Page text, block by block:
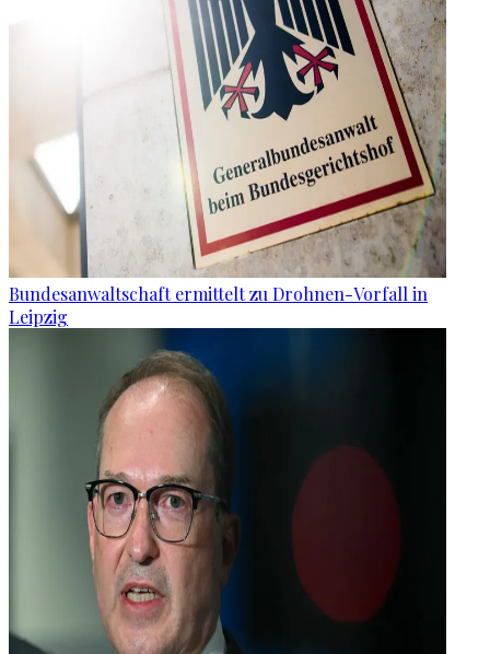
Bundesanwaltschaft ermittelt zu Drohnen-Vorfall in
Leipzig